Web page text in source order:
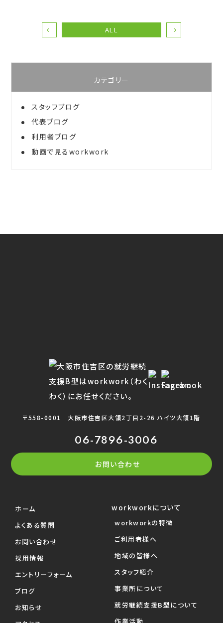
ALL
カテゴリー
スタッフブログ
代表ブログ
利用者ブログ
動画で見るworkwork
〒558-0001 大阪市住吉区大領2丁目2-26 ハイツ大領1階
06-7896-3006
お問い合わせ
ホーム
よくある質問
お問い合わせ
採用情報
エントリーフォーム
ブログ
お知らせ
workworkについて
workworkの特徴
ご利用者様へ
地域の皆様へ
スタッフ紹介
事業所について
就労継続支援B型について